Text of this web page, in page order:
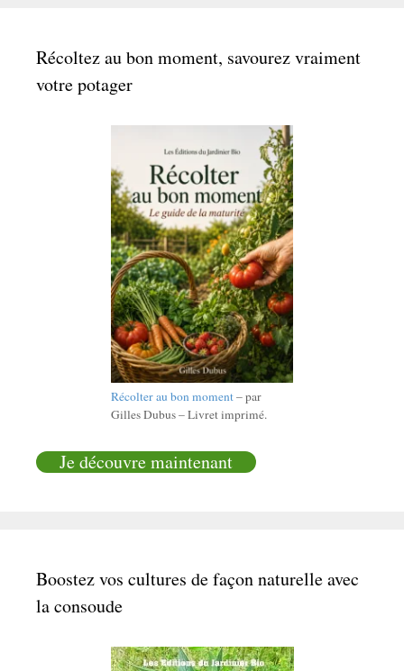
Récoltez au bon moment, savourez vraiment
votre potager
Récolter au bon moment– par
Gilles Dubus – Livret imprimé.
Je découvre maintenant
Boostez vos cultures de façon naturelle avec
la consoude